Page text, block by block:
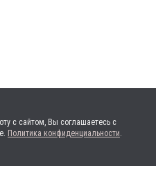
с сайтом, Вы соглашаетесь с
Политика конфиденциальности.